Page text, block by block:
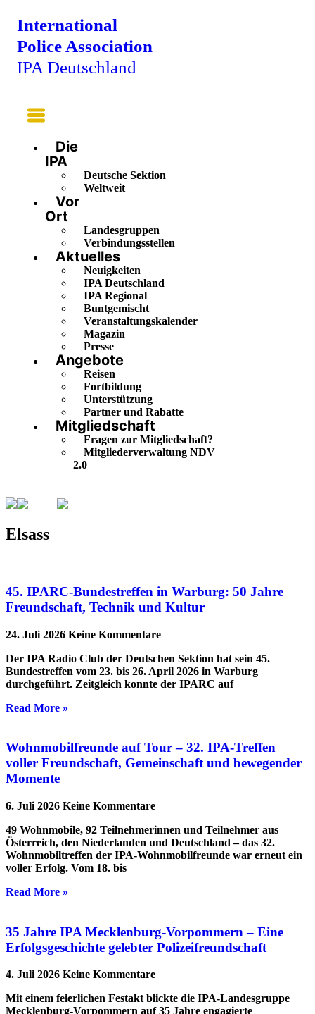
International
Police Association
IPA Deutschland
Main
Menu
Die
IPA
Deutsche Sektion
Weltweit
Vor
Ort
Landesgruppen
Verbindungsstellen
Aktuelles
Neuigkeiten
IPA Deutschland
IPA Regional
Buntgemischt
Veranstaltungskalender
Magazin
Presse
Angebote
Reisen
Fortbildung
Unterstützung
Partner und Rabatte
Mitgliedschaft
Fragen zur Mitgliedschaft?
Mitgliederverwaltung NDV
2.0
Elsass
45. IPARC-Bundestreffen in Warburg: 50 Jahre
Freundschaft, Technik und Kultur
24. Juli 2026 Keine Kommentare
Der IPA Radio Club der Deutschen Sektion hat sein 45.
Bundestreffen vom 23. bis 26. April 2026 in Warburg
durchgeführt. Zeitgleich konnte der IPARC auf
Read More »
Wohnmobilfreunde auf Tour – 32. IPA-Treffen
voller Freundschaft, Gemeinschaft und bewegender
Momente
6. Juli 2026 Keine Kommentare
49 Wohnmobile, 92 Teilnehmerinnen und Teilnehmer aus
Österreich, den Niederlanden und Deutschland – das 32.
Wohnmobiltreffen der IPA-Wohnmobilfreunde war erneut ein
voller Erfolg. Vom 18. bis
Read More »
35 Jahre IPA Mecklenburg-Vorpommern – Eine
Erfolgsgeschichte gelebter Polizeifreundschaft
4. Juli 2026 Keine Kommentare
Mit einem feierlichen Festakt blickte die IPA-Landesgruppe
Mecklenburg-Vorpommern auf 35 Jahre engagierte